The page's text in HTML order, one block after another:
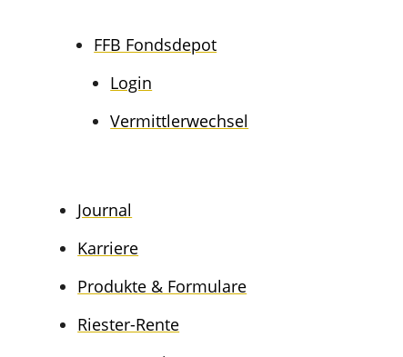
FFB Fonds­de­pot
Login
Vermitt­ler­wech­sel
Journal
Karrie­re
Produk­te & Formulare
Riester-Rente